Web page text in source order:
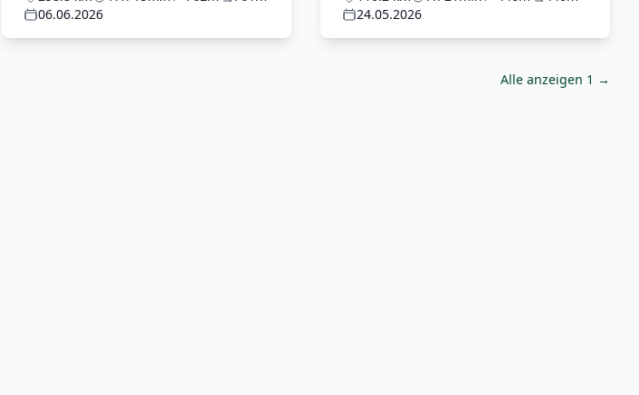
06.06.2026
24.05.2026
Alle anzeigen 1 →